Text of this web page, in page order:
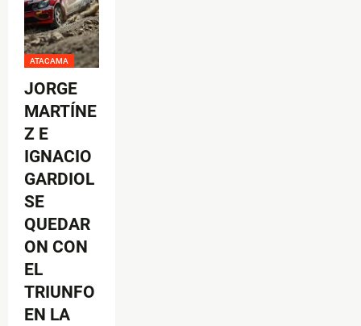
ATACAMA
JORGE
MARTÍNE
Z E
IGNACIO
GARDIOL
SE
QUEDAR
ON CON
EL
TRIUNFO
EN LA